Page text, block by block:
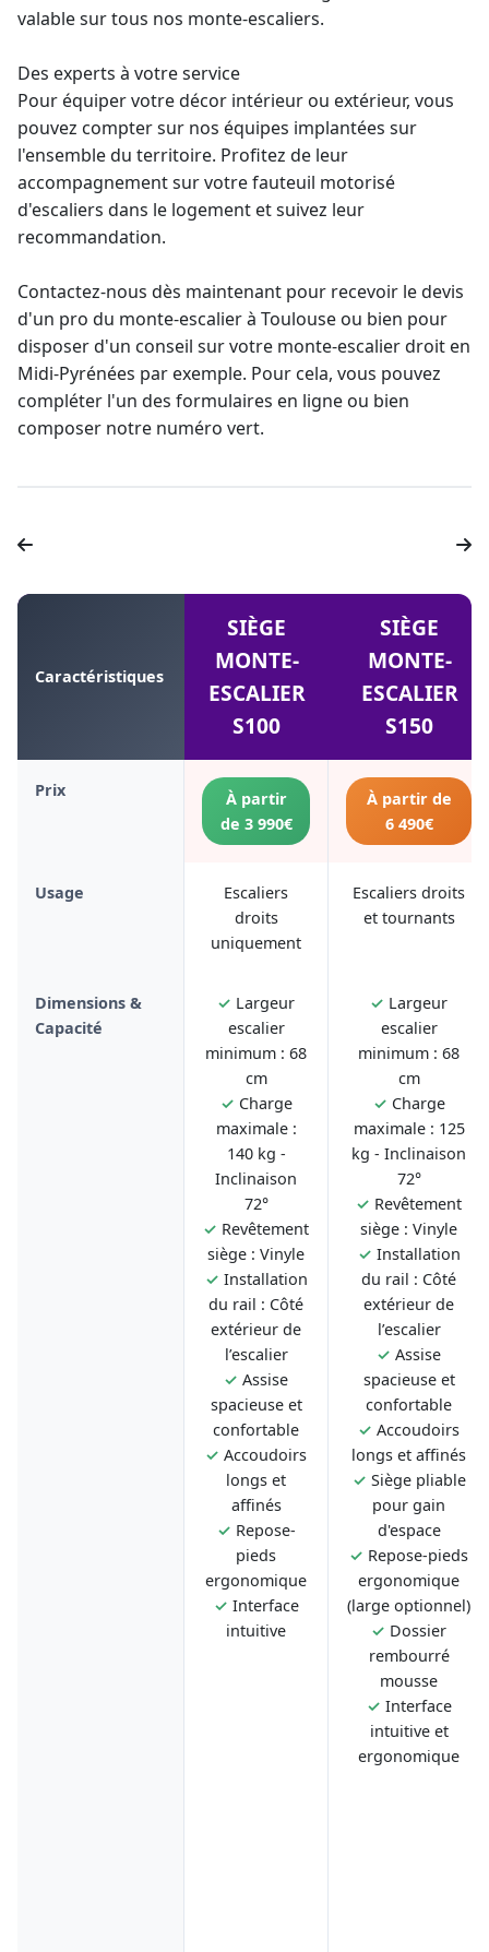
valable sur tous nos monte-escaliers.
Des experts à votre service
Pour équiper votre décor intérieur ou extérieur, vous
pouvez compter sur nos équipes implantées sur
l'ensemble du territoire. Profitez de leur
accompagnement sur votre fauteuil motorisé
d'escaliers dans le logement et suivez leur
recommandation.
Contactez-nous dès maintenant pour recevoir le devis
d'un pro du monte-escalier à Toulouse ou bien pour
disposer d'un conseil sur votre monte-escalier droit en
Midi-Pyrénées par exemple. Pour cela, vous pouvez
compléter l'un des formulaires en ligne ou bien
composer notre numéro vert.
Caractéristiques
SIÈGE
MONTE-
ESCALIER
S100
SIÈGE
MONTE-
ESCALIER
S150
Prix
À partir
de 3 990€
À partir de
6 490€
Usage
Escaliers
droits
uniquement
Escaliers droits
et tournants
Dimensions &
Capacité
✓ Largeur
escalier
minimum : 68
cm
✓ Charge
maximale :
140 kg -
Inclinaison
72°
✓ Revêtement
siège : Vinyle
✓ Installation
du rail : Côté
extérieur de
l’escalier
✓ Assise
spacieuse et
confortable
✓ Accoudoirs
longs et
affinés
✓ Repose-
pieds
ergonomique
✓ Interface
intuitive
✓ Largeur
escalier
minimum : 68
cm
✓ Charge
maximale : 125
kg - Inclinaison
72°
✓ Revêtement
siège : Vinyle
✓ Installation
du rail : Côté
extérieur de
l’escalier
✓ Assise
spacieuse et
confortable
✓ Accoudoirs
longs et affinés
✓ Siège pliable
pour gain
d'espace
✓ Repose-pieds
ergonomique
(large optionnel)
✓ Dossier
rembourré
mousse
✓ Interface
intuitive et
ergonomique